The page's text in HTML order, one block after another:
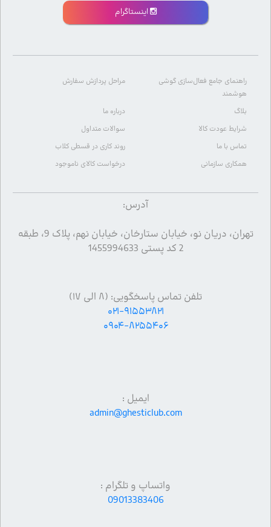
اینستاگرام
راهنمای جامع فعال‌سازی گوشی
هوشمند
مراحل پردازش سفارش
بلاگ
درباره ما
شرایط عودت کالا
سوالات متداول
تماس با ما
روند کاری در قسطی کلاب
همکاری سازمانی
درخواست کالای ناموجود
آدرس:
تهران، دریان نو، خیابان ستارخان، خیابان نهم، پلاک 9، طبقه
2 کد پستی 1455994633
تلفن تماس پاسخگویی: (۸ الی ۱۷)
۰۲۱-۹۱۵۵۳۸۲۱
۰۹۰۴-۸۲۵۵۴۰۶
ایمیل :
admin@ghesticlub.com
واتساپ و تلگرام :
09013383406